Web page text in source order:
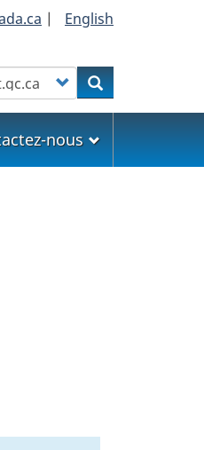
| English
your searchRechercher
nous